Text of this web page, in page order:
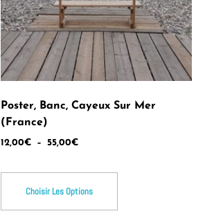
Poster, Banc, Cayeux Sur Mer
(France)
12,00€ – 55,00€
Choisir Les Options